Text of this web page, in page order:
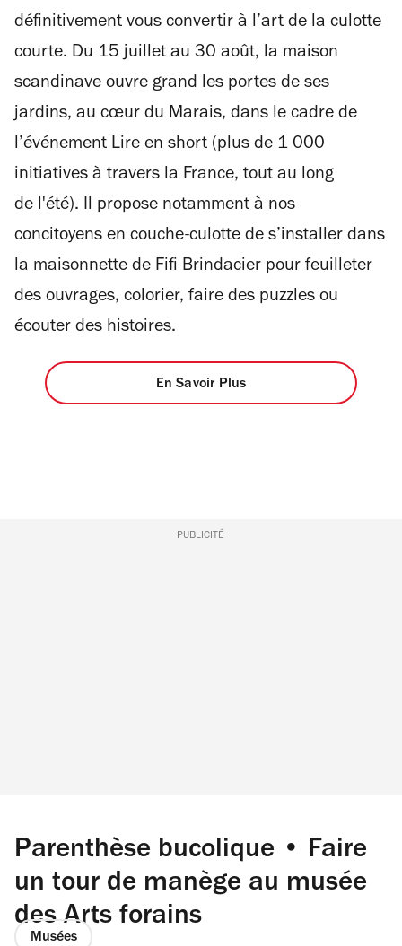
définitivement vous convertir à l’art de la culotte
courte. Du 15 juillet au 30 août, la maison
scandinave ouvre grand les portes de ses
jardins, au cœur du Marais, dans le cadre de
l’événement Lire en short (plus de 1 000
initiatives à travers la France, tout au long
de l'été). Il propose notamment à nos
concitoyens en couche-culotte de s’installer dans
la maisonnette de Fifi Brindacier pour feuilleter
des ouvrages, colorier, faire des puzzles ou
écouter des histoires.
En Savoir Plus
PUBLICITÉ
Parenthèse bucolique • Faire
un tour de manège au musée
des Arts forains
Musées